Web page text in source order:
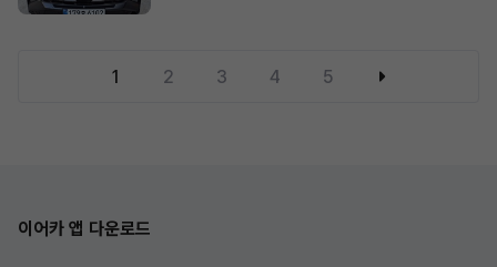
1 2 3 4 5
이어카 앱 다운로드